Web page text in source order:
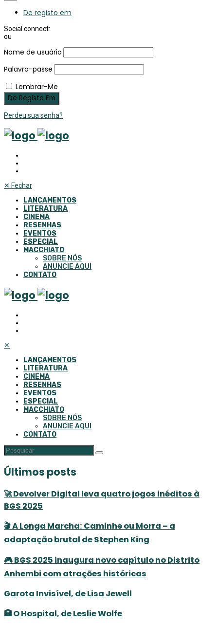
De registo em
Social connect:
ou
Nome de usuário
Palavra-passe
Lembrar-Me
Perdeu sua senha?
✕ Fechar
LANÇAMENTOS
LITERATURA
CINEMA
RESENHAS
EVENTOS
ESPECIAL
MACCHIATO
SOBRE NÓS
ANUNCIE AQUI
CONTATO
✕
LANÇAMENTOS
LITERATURA
CINEMA
RESENHAS
EVENTOS
ESPECIAL
MACCHIATO
SOBRE NÓS
ANUNCIE AQUI
CONTATO
Últimos posts
🚀 Devolver Digital leva quatro jogos inéditos à
BGS 2025
🎬 A Longa Marcha: Caminhe ou Morra – a
adaptação brutal de Stephen King
🎮 BGS 2025 inaugura novo capítulo no Distrito
Anhembi com atrações históricas
Garota Invisível, de Lisa Jewell
🏥 O Hospital, de Leslie Wolfe